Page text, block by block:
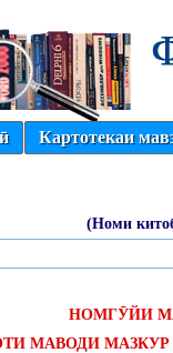
Картотекаи
(Номи
НОМГӮЙИ
МАВОДИ